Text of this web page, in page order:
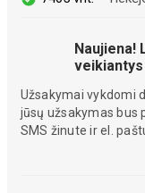
Naujiena!
Užsakymai vykdomi
jūsų užsakymas bus
SMS žinute ir el.